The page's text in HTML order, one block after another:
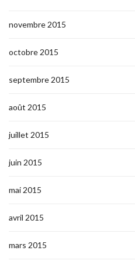
novembre 2015
octobre 2015
septembre 2015
août 2015
juillet 2015
juin 2015
mai 2015
avril 2015
mars 2015